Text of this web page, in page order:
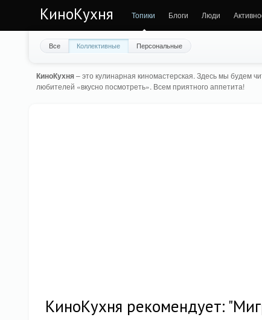
КиноКухня Топики Блоги Люди
Все Коллективные Персональные
КиноКухня– это кулинарная киномастерская. Здесь мы будем
любителей «вкусно посмотреть». Всем приятного аппетита!
КиноКухня рекомендует: